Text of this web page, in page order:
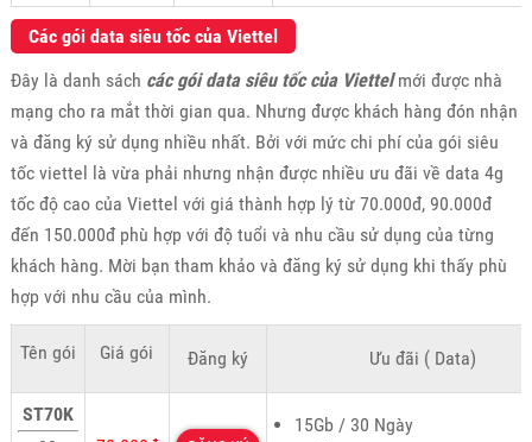
Các gói data siêu tốc của Viettel
Đây là danh sách các gói data siêu tốc của Viettelmới được nhà
mạng cho ra mắt thời gian qua. Nhưng được khách hàng đón nhận
và đăng ký sử dụng nhiều nhất. Bởi với mức chi phí của gói siêu
tốc viettel là vừa phải nhưng nhận được nhiều ưu đãi về data 4g
tốc độ cao của Viettel với giá thành hợp lý từ 70.000đ, 90.000đ
đến 150.000đ phù hợp với độ tuổi và nhu cầu sử dụng của từng
khách hàng. Mời bạn tham khảo và đăng ký sử dụng khi thấy phù
hợp với nhu cầu của mình.
Tên gói Giá gói Đăng ký Ưu đãi ( Data)
ST70K
15Gb / 30 Ngày